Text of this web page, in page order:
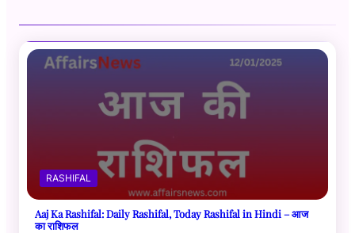
RASHIFAL
Aaj Ka Rashifal: Daily Rashifal, Today Rashifal in Hindi – आज
का राशिफल